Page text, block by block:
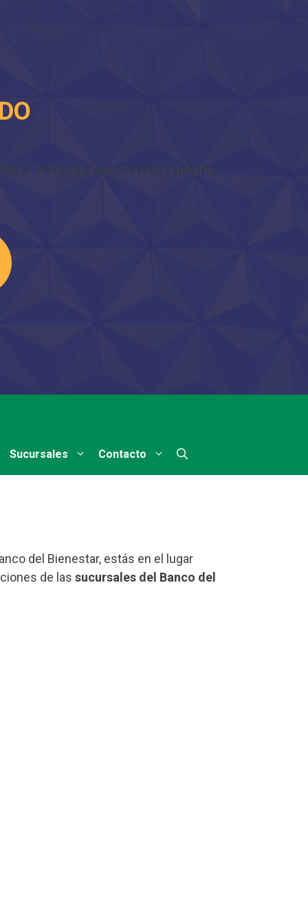
y te llevará a nuestra nueva página.
Sucursales Contacto
del Bienestar, estás en el lugar
de las sucursales del Banco del